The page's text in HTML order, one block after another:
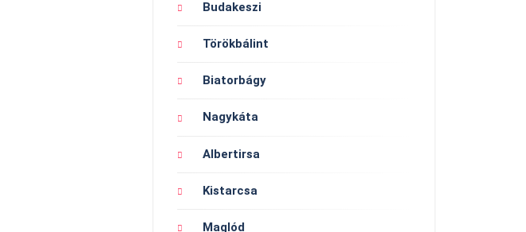
Budakeszi
Törökbálint
Biatorbágy
Nagykáta
Albertirsa
Kistarcsa
Maglód